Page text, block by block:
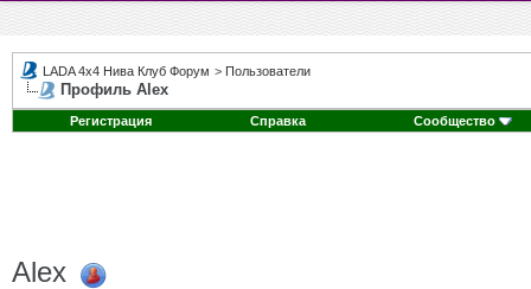
LADA 4x4 Нива Клуб Форум > Пользователи
Профиль Alex
Регистрация Справка Сообщество
Alex